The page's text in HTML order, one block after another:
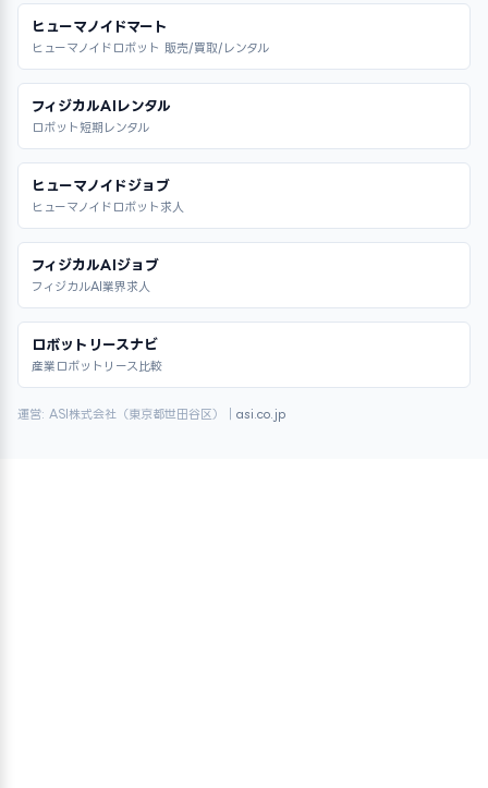
ヒューマノイドマート
ヒューマノイドロボット 販売/買取/レンタル
フィジカルAIレンタル
ロボット短期レンタル
ヒューマノイドジョブ
ヒューマノイドロボット求人
フィジカルAIジョブ
フィジカルAI業界求人
ロボットリースナビ
産業ロボットリース比較
運営: ASI株式会社（東京都世田谷区）｜ asi.co.jp